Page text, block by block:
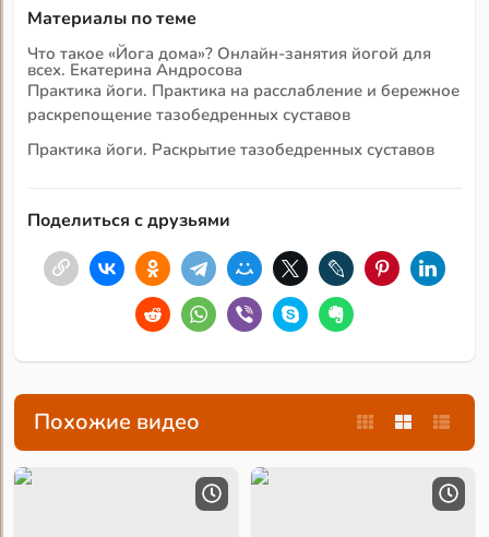
Материалы по теме
Что такое «Йога дома»? Онлайн-занятия йогой для
всех. Екатерина Андросова
Практика йоги. Практика на расслабление и бережное
раскрепощение тазобедренных суставов
Практика йоги. Раскрытие тазобедренных суставов
Поделиться с друзьями
Похожие видео